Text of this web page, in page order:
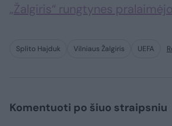
„Žalgiris“ rungtynes
Splito Hajduk Vilniaus Žalgiris UEFA
Komentuoti po šiuo straipsniu